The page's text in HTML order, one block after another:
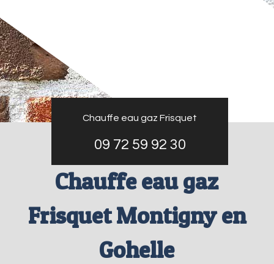
Chauffe eau gaz Frisquet
09 72 59 92 30
Chauffe eau gaz
Frisquet Montigny en
Gohelle